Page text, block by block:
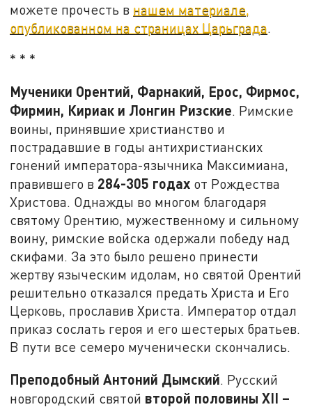
можете прочесть в нашем материале,
опубликованном на страницах Царьграда.
* * *
Мученики Орентий, Фарнакий, Ерос, Фирмос,
Фирмин, Кириак и Лонгин Ризские. Римские
воины, принявшие христианство и
пострадавшие в годы антихристианских
гонений императора-язычника Максимиана,
правившего в 284-305 годах от Рождества
Христова. Однажды во многом благодаря
святому Орентию, мужественному и сильному
воину, римские войска одержали победу над
скифами. За это было решено принести
жертву языческим идолам, но святой Орентий
решительно отказался предать Христа и Его
Церковь, прославив Христа. Император отдал
приказ сослать героя и его шестерых братьев.
В пути все семеро мученически скончались.
Преподобный Антоний Дымский. Русский
новгородский святой второй половиныXII –